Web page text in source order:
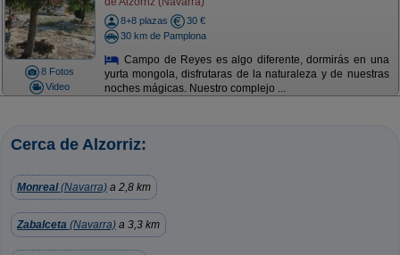
8 Fotos
Video
8+8 plazas
30 €
30 km de Pamplona
Campo de Reyes es algo diferente, dormirás en una
yurta mongola, disfrutaras de la naturaleza y de nuestras
noches mágicas. Nuestro complejo ...
Cerca de Alzorriz:
Monreal(Navarra) a 2,8 km
Zabalceta (Navarra) a 3,3 km